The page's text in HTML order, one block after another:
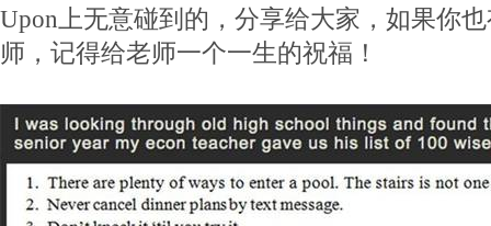
Upon上无意碰到的，分享给大家，如果你
师，记得给老师一个一生的祝福！